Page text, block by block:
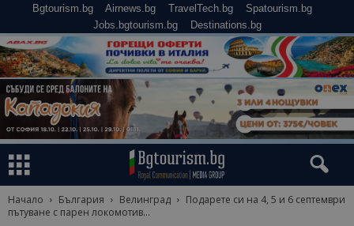
Bgtourism.bg Airnews.bg TravelTech.bg
Spatourism.bg
Jobs.bgtourism.bg
Destinations.bg
Начало България Велинград
Подарете си на 4, 5 и 6 септември
пътуване с парен локомотив...